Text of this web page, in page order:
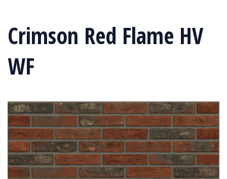
Crimson Red Flame HV
WF